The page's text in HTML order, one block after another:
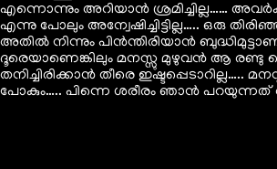
എന്നൊന്നും അറിയാൻ ശ്രമിച്ചില്ല……
എന്നു പോലും അന്വേഷിച്ചിട്ടില്ല….. ഒരു
അതിൽ നിന്നും പിൻന്തിരിയാൻ
ദൂരെയാണെങ്കിലും മനസ്സു മുഴുവൻ ആ രണ്ടു
തനിച്ചിരിക്കാൻ തീരെ ഇഷ്ടപ്പെടാറില്ല…..
പോകും….. പിന്നെ ശരീരം ഞാൻ പറയുന്നത്